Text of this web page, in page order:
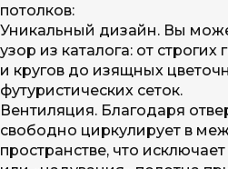
потолков:
Уникальный дизайн. Вы
узор из каталога: от
и кругов до изящных
футуристических сеток.
Вентиляция. Благодаря
свободно циркулирует в
пространстве, что